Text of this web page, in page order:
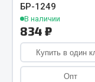
Запчасти
Двигатель
Система питания
БР-1249
В наличии
834 ₽
Купить в один
Опт